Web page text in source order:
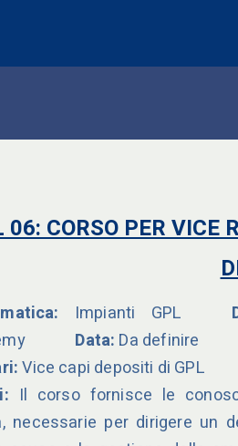
06:CORSO PER VICE
Impianti GPL
Data: Da definire
Vice capi depositi di GPL
Il corso fornisce le
necessarie per dirigere un